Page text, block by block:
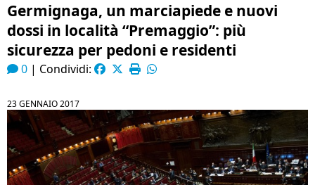
Germignaga, un marciapiede e nuovi
dossi in località “Premaggio”: più
sicurezza per pedoni e residenti
0 | Condividi:
23 GENNAIO 2017